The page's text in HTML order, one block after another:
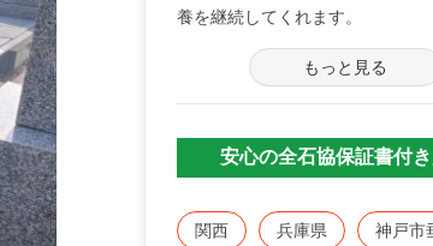
養を継続してくれます。
納骨室の広い、個別の永代供養墓
寺院が管理運営をしているため、
が行き届いています。
要を執り行います。
JR、山陽電鉄２路線を利用でき
利便性が高くいつでもお参りいた
もっと見る
安心の全石協保証書付
関西 兵庫県 神戸市